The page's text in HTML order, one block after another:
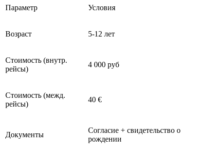
Параметр Условия
Возраст 5-12 лет
Стоимость (внутр.
рейсы)
4 000 руб
Стоимость (межд.
рейсы)
40 €
Документы
Согласие + свидетельство о
рождении